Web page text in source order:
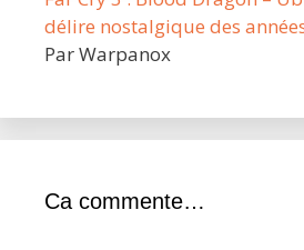
délire nostalgique des
Par Warpanox
Ca commente…